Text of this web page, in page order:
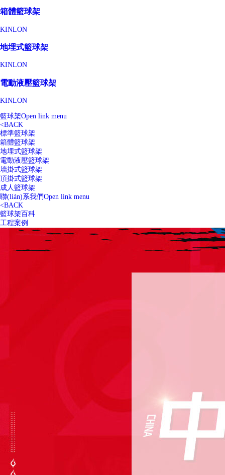
箱體籃球架
KINLON
地埋式籃球架
KINLON
電動液壓籃球架
KINLON
籃球架Open link menu
<BACK
標準籃球架
箱體籃球架
地埋式籃球架
電動液壓籃球架
墻掛式籃球架
頂掛式籃球架
成人籃球架
聯(lián)系我們Open link menu
<BACK
籃球架百科
工程案例